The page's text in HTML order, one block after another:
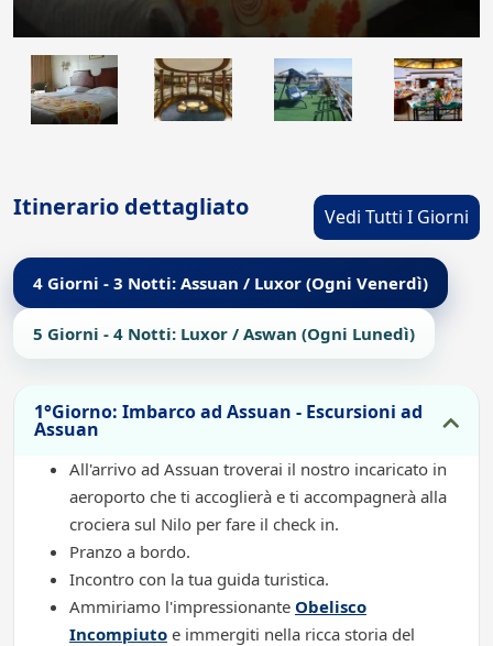
Itinerario dettagliato Vedi Tutti I Giorni
4 Giorni - 3 Notti: Assuan / Luxor (Ogni Venerdì)
5 Giorni - 4 Notti: Luxor / Aswan (Ogni Lunedì)
1°Giorno: Imbarco ad Assuan - Escursioni ad
Assuan
All'arrivo ad Assuan troverai il nostro incaricato in
aeroporto che ti accoglierà e ti accompagnerà alla
crociera sul Nilo per fare il check in.
Pranzo a bordo.
Incontro con la tua guida turistica.
Ammiriamo l'impressionante Obelisco
Incompiuto e immergiti nella ricca storia del